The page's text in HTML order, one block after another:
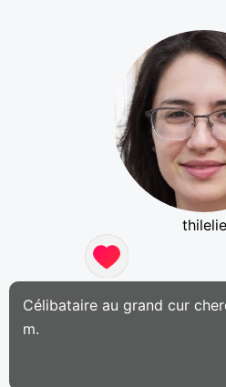
thilelie
Célibataire au grand cur
m.